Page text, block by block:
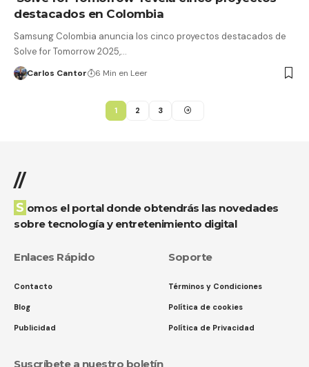
destacados en Colombia
Samsung Colombia anuncia los cinco proyectos destacados de
Solve for Tomorrow 2025,…
Carlos Cantor 6 Min en Leer
1 2 3
//
Somos el portal donde obtendrás las novedades
sobre tecnología y entretenimiento digital
Enlaces Rápido
Contacto
Blog
Publicidad
Soporte
Términos y Condiciones
Política de cookies
Política de Privacidad
Suscríbete a nuestro boletín